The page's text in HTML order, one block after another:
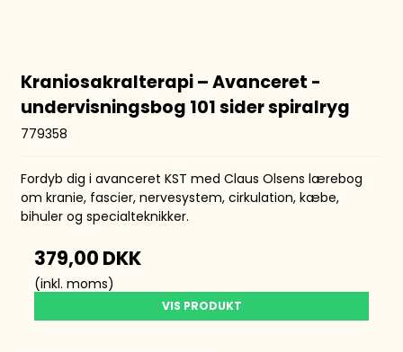
Kraniosakralterapi – Avanceret -
undervisningsbog 101 sider spiralryg
779358
Fordyb dig i avanceret KST med Claus Olsens lærebog
om kranie, fascier, nervesystem, cirkulation, kæbe,
bihuler og specialteknikker.
379,00 DKK
(inkl. moms)
VIS PRODUKT